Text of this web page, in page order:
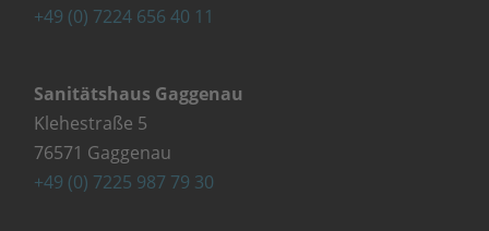
+49 (0) 7224 656 40 11
Sanitätshaus Gaggenau
Klehestraße 5
76571 Gaggenau
+49 (0) 7225 987 79 30